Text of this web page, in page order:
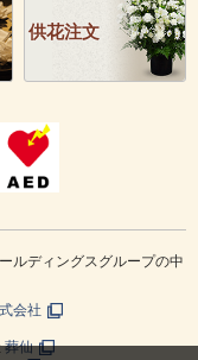
供花注文
ルディングスグループの中
会社
葬仙